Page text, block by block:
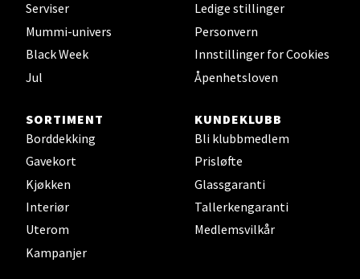
Serviser
Mummi-univers
Black Week
Jul
Ledige stillinger
Personvern
Innstillinger for Cookies
Åpenhetsloven
SORTIMENT
Borddekking
Gavekort
Kjøkken
Interiør
Uterom
Kampanjer
KUNDEKLUBB
Bli klubbmedlem
Prisløfte
Glassgaranti
Tallerkengaranti
Medlemsvilkår
Sortland - Sortland Storsenter
Åpent i dag 10-19
Velg